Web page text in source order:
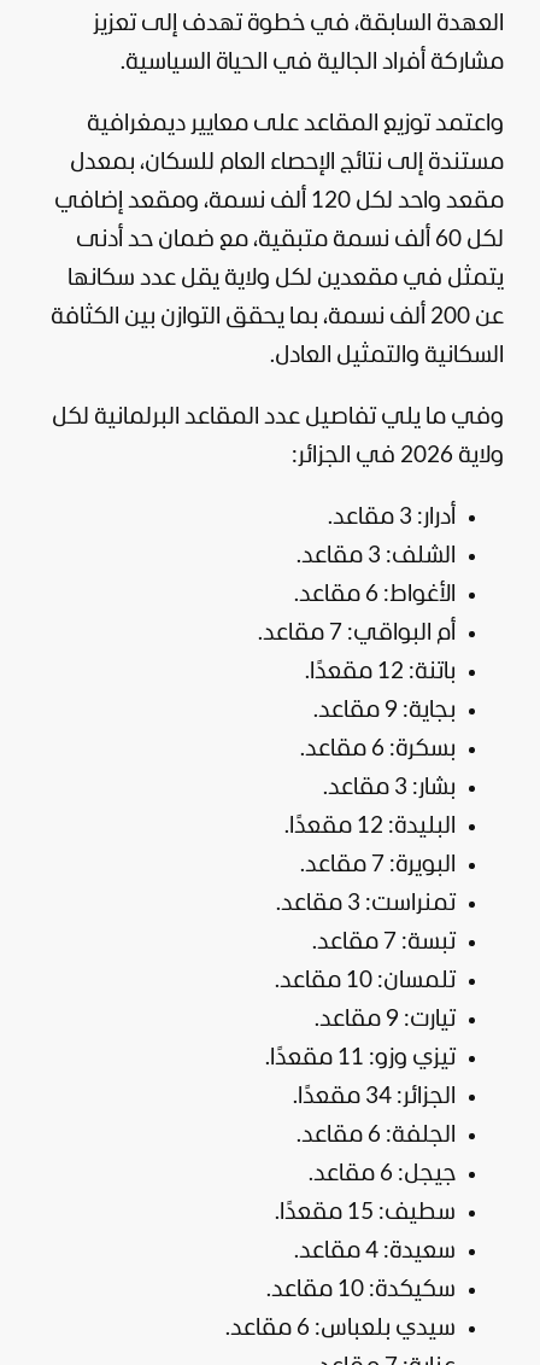
العهدة السابقة، في خطوة تهدف إلى تعزيز
مشاركة أفراد الجالية في الحياة السياسية.
واعتمد توزيع المقاعد على معايير ديمغرافية
مستندة إلى نتائج الإحصاء العام للسكان، بمعدل
مقعد واحد لكل 120 ألف نسمة، ومقعد إضافي
لكل 60 ألف نسمة متبقية، مع ضمان حد أدنى
يتمثل في مقعدين لكل ولاية يقل عدد سكانها
عن 200 ألف نسمة، بما يحقق التوازن بين الكثافة
السكانية والتمثيل العادل.
وفي ما يلي تفاصيل عدد المقاعد البرلمانية لكل
ولاية 2026 في الجزائر:
أدرار: 3 مقاعد.
الشلف: 3 مقاعد.
الأغواط: 6 مقاعد.
أم البواقي: 7 مقاعد.
باتنة: 12 مقعدًا.
بجاية: 9 مقاعد.
بسكرة: 6 مقاعد.
بشار: 3 مقاعد.
البليدة: 12 مقعدًا.
البويرة: 7 مقاعد.
تمنراست: 3 مقاعد.
تبسة: 7 مقاعد.
تلمسان: 10 مقاعد.
تيارت: 9 مقاعد.
تيزي وزو: 11 مقعدًا.
الجزائر: 34 مقعدًا.
الجلفة: 6 مقاعد.
جيجل: 6 مقاعد.
سطيف: 15 مقعدًا.
سعيدة: 4 مقاعد.
سكيكدة: 10 مقاعد.
سيدي بلعباس: 6 مقاعد.